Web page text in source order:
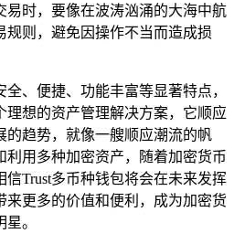
易时，要像在波涛汹涌的大海中航
规则，避免因操作不当而造成损
全、便捷、功能丰富等显著特点，
理想的资产管理解决方案，它顺应
的趋势，就像一艘顺应潮流的帆
用多种加密资产，随着加密货币
Trust多币种钱包将会在未来发挥
来更多的价值和便利，成为加密货
。